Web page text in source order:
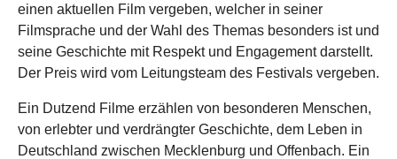
einen aktuellen Film vergeben, welcher in seiner
Filmsprache und der Wahl des Themas besonders ist und
seine Geschichte mit Respekt und Engagement darstellt.
Der Preis wird vom Leitungsteam des Festivals vergeben.
Ein Dutzend Filme erzählen von besonderen Menschen,
von erlebter und verdrängter Geschichte, dem Leben in
Deutschland zwischen Mecklenburg und Offenbach. Ein